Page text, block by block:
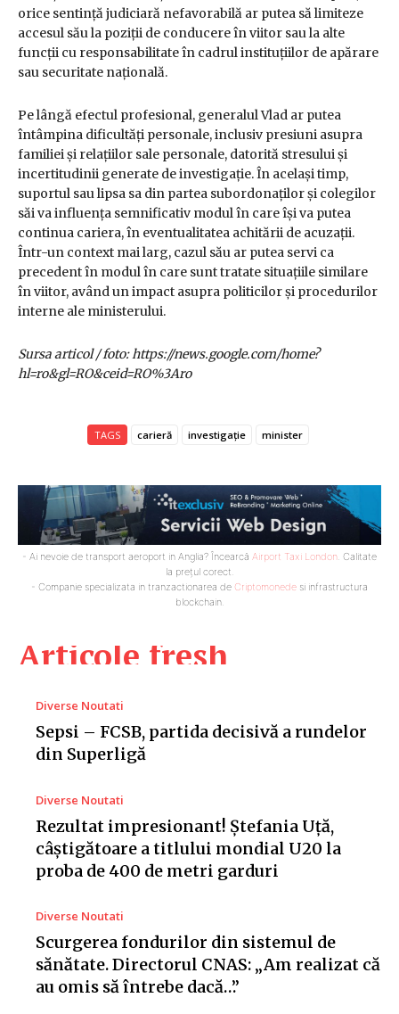
Articole fresh
Diverse Noutati
Sepsi – FCSB, partida decisivă a rundelor
din Superligă
Diverse Noutati
Rezultat impresionant! Ștefania Uță,
câștigătoare a titlului mondial U20 la
proba de 400 de metri garduri
Diverse Noutati
Scurgerea fondurilor din sistemul de
sănătate. Directorul CNAS: „Am realizat că
au omis să întrebe dacă…”
orice sentință judiciară nefavorabilă ar putea să limiteze
accesul său la poziții de conducere în viitor sau la alte
funcții cu responsabilitate în cadrul instituțiilor de apărare
sau securitate națională.
Pe lângă efectul profesional, generalul Vlad ar putea
întâmpina dificultăți personale, inclusiv presiuni asupra
familiei și relațiilor sale personale, datorită stresului și
incertitudinii generate de investigație. În același timp,
suportul sau lipsa sa din partea subordonaților și colegilor
săi va influența semnificativ modul în care își va putea
continua cariera, în eventualitatea achitării de acuzații.
Într-un context mai larg, cazul său ar putea servi ca
precedent în modul în care sunt tratate situațiile similare
în viitor, având un impact asupra politicilor și procedurilor
interne ale ministerului.
Sursa articol / foto: https://news.google.com/home?
hl=ro&gl=RO&ceid=RO%3Aro
TAGS carieră investigație minister
- Ai nevoie de transport aeroport in Anglia? Încearcă Airport Taxi London. Calitate
la prețul corect.
- Companie specializata in tranzactionarea de Criptomonede si infrastructura
blockchain.